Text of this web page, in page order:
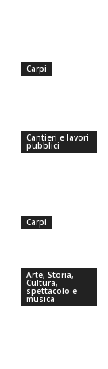
Carpi
Cantieri e lavori
pubblici
Carpi
Arte, Storia,
Cultura,
spettacolo e
musica